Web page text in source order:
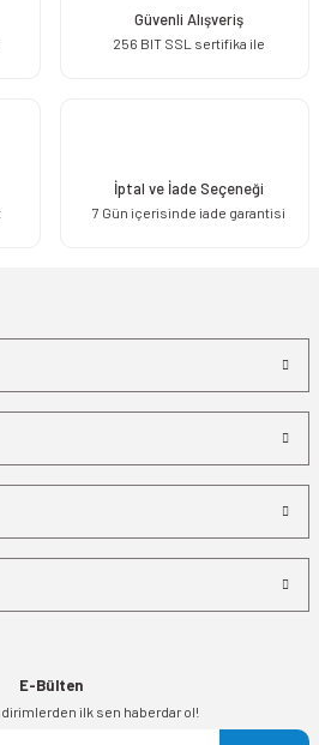
Güvenli Alışveriş
256 BIT SSL sertifika ile
İptal ve İade Seçeneği
7 Gün içerisinde iade garantisi
E-Bülten
ilk sen haberdar ol!